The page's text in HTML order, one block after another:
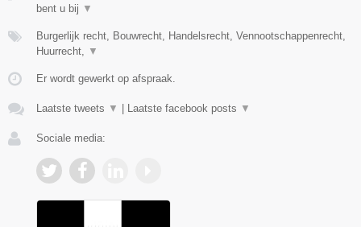
bent u bij ▼
Burgerlijk recht, Bouwrecht, Handelsrecht, Vennootschappenrecht,
Huurrecht, ▼
Er wordt gewerkt op afspraak.
Laatste tweets ▼ Laatste facebook posts ▼
Sociale media: